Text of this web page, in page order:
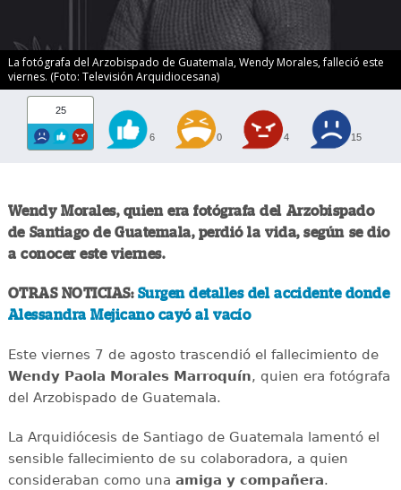
La fotógrafa del Arzobispado de Guatemala, Wendy Morales, falleció este
viernes. (Foto: Televisión Arquidiocesana)
25
6 0 4 15
Wendy Morales, quien era fotógrafa del Arzobispado
de Santiago de Guatemala, perdió la vida, según se dio
a conocer este viernes.
OTRAS NOTICIAS: Surgen detalles del accidente donde
Alessandra Mejicano cayó al vacío
Este viernes 7 de agosto trascendió el fallecimiento de
Wendy Paola Morales Marroquín, quien era fotógrafa
del Arzobispado de Guatemala.
La Arquidiócesis de Santiago de Guatemala lamentó el
sensible fallecimiento de su colaboradora, a quien
consideraban como una amiga y compañera.